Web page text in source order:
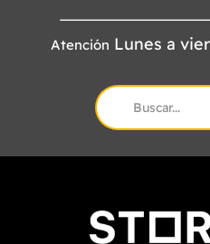
Atención Lunes a
Search
for: